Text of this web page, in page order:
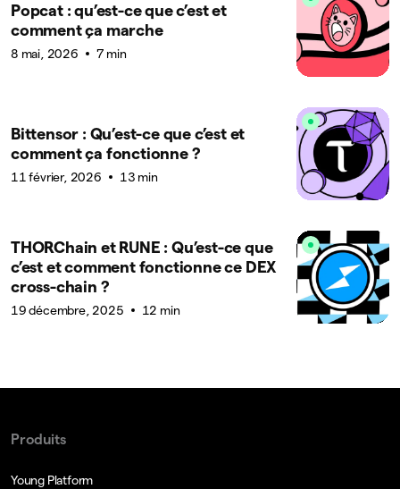
Popcat : qu’est-ce que c’est et
comment ça marche
8 mai, 2026 7 min
Bittensor : Qu’est-ce que c’est et
comment ça fonctionne ?
11 février, 2026 13 min
THORChain et RUNE : Qu’est-ce que
c’est et comment fonctionne ce DEX
cross-chain ?
19 décembre, 2025 12 min
Produits
Young Platform